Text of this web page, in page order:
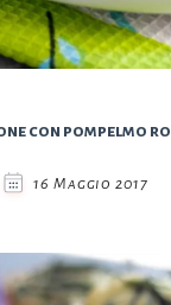
con pompelmo
16 Maggio 2017